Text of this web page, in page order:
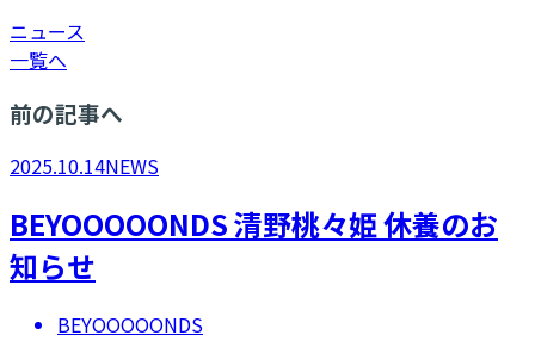
ニュース
一覧へ
前の記事へ
2025.10.14NEWS
BEYOOOOONDS 清野桃々姫 休養のお
知らせ
BEYOOOOONDS